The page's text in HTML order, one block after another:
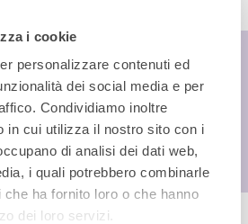
i cookie
personalizzare contenuti ed
dei social media e per
Condividiamo inoltre
in cui utilizza il nostro sito con i
di analisi dei dati web,
i quali potrebbero combinarle
ha fornito loro o che hanno
dei loro servizi.